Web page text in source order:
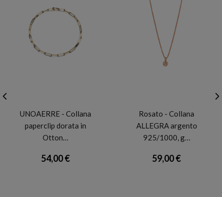
UNOAERRE - Collana
paperclip dorata in
Otton…
54,00 €
Rosato - Collana
ALLEGRA argento
925/1000, g…
59,00 €